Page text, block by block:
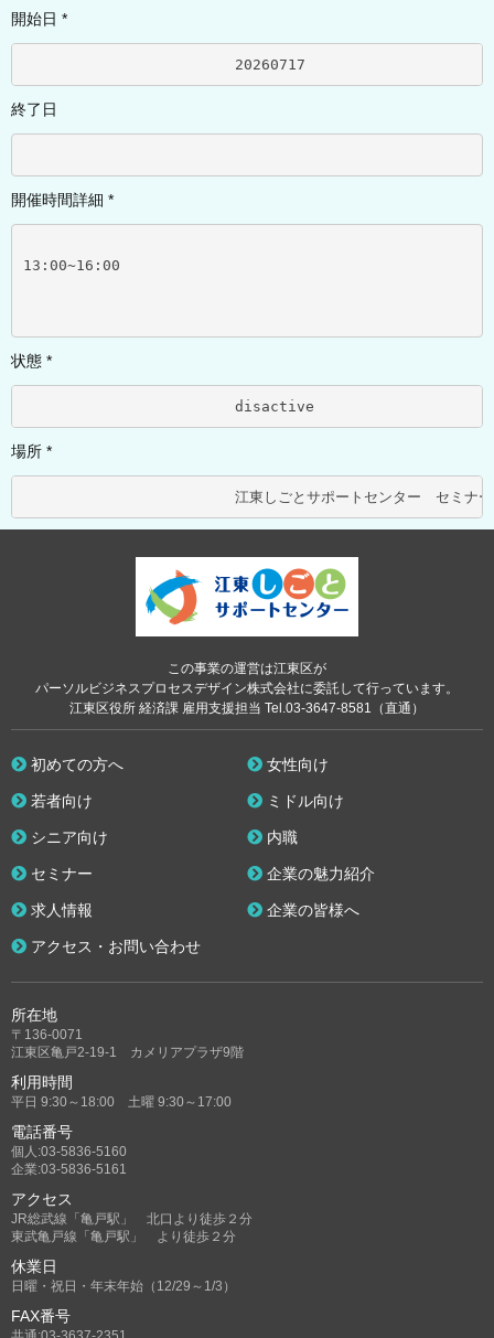
開始日 *
終了日
開催時間詳細 *
13:00~16:00
状態 *
場所 *
この事業の運営は江東区が
パーソルビジネスプロセスデザイン株式会社に委託して行っています。
江東区役所 経済課 雇用支援担当 Tel.03-3647-8581（直通）
所在地
〒136-0071
江東区亀戸2-19-1 カメリアプラザ9階
利用時間
平日 9:30～18:00 土曜 9:30～17:00
電話番号
個人:03-5836-5160
企業:03-5836-5161
アクセス
JR総武線「亀戸駅」 北口より徒歩２分
東武亀戸線「亀戸駅」 より徒歩２分
休業日
日曜・祝日・年末年始（12/29～1/3）
FAX番号
初めての方へ 女性向け
若者向け ミドル向け
シニア向け 内職
セミナー 企業の魅力紹介
求人情報 企業の皆様へ
アクセス・お問い合わせ